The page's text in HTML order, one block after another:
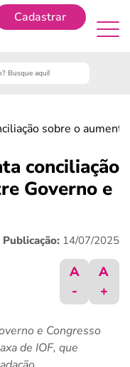
Cadastrar
sobre o
conciliação
Governo e
Publicação: 14/07/2025
A
-
A
+
e Congresso
de IOF, que